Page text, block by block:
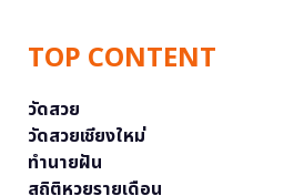
TOP CONTENT
วัดสวย
วัดสวยเชียงใหม่
ทำนายฝัน
สถิติหวยรายเดือน